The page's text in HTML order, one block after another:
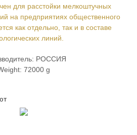
для расстойки мелкоштучных
на предприятиях общественного
как отдельно, так и в составе
линий.
РОССИЯ
72000 g